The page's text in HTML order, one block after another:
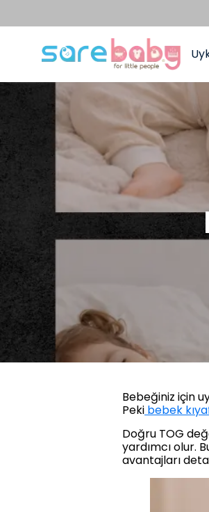
Bebeğiniz için
Peki bebek
Doğru TOG
yardımcı olur.
avantajları